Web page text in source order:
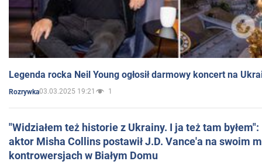
Legenda rocka Neil Young ogłosił darmowy koncert na
Rozrywka03.03.2025 19:21 1
"Widziałem też historie z Ukrainy. I ja też tam
aktor Misha Collins postawił J.D. Vance'a na swoim
kontrowersjach w Białym Domu